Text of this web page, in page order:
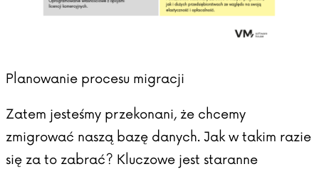
Planowanie procesu migracji
Zatem jesteśmy przekonani, że chcemy
zmigrować naszą bazę danych. Jak w takim razie
się za to zabrać? Kluczowe jest staranne